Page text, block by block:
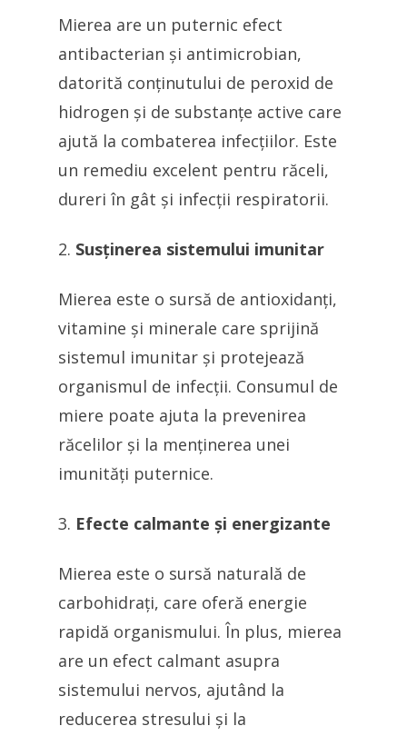
Mierea are un puternic efect
antibacterian și antimicrobian,
datorită conținutului de peroxid de
hidrogen și de substanțe active care
ajută la combaterea infecțiilor. Este
un remediu excelent pentru răceli,
dureri în gât și infecții respiratorii.
Susținerea sistemului imunitar
Mierea este o sursă de antioxidanți,
vitamine și minerale care sprijină
sistemul imunitar și protejează
organismul de infecții. Consumul de
miere poate ajuta la prevenirea
răcelilor și la menținerea unei
imunități puternice.
Efecte calmante și energizante
Mierea este o sursă naturală de
carbohidrați, care oferă energie
rapidă organismului. În plus, mierea
are un efect calmant asupra
sistemului nervos, ajutând la
reducerea stresului și la